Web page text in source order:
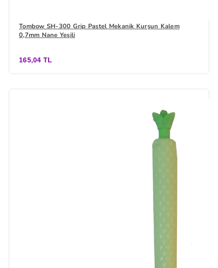
Tombow SH-300 Grip Pastel Mekanik Kurşun Kalem
0,7mm Nane Yeşili
165,04 TL